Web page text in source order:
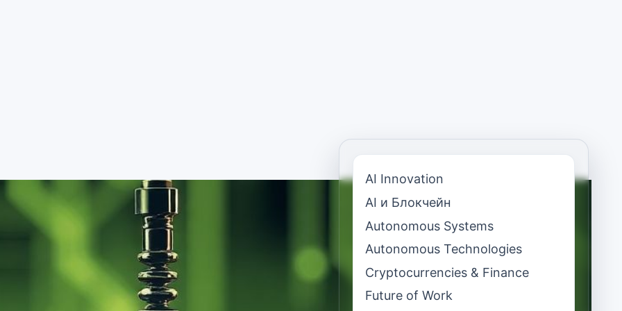
AI Innovation
AI и Блокчейн
Autonomous Systems
Autonomous Technologies
Cryptocurrencies & Finance
Future of Work